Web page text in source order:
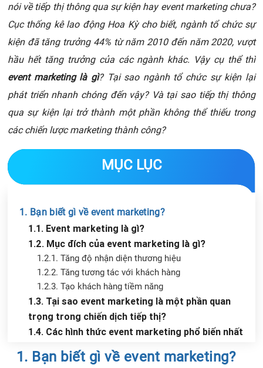
nói về tiếp thị thông qua sự kiện hay event marketing chưa?
Cục thống kê lao động Hoa Kỳ cho biết, ngành tổ chức sự
kiện đã tăng trưởng 44% từ năm 2010 đến năm 2020, vượt
hầu hết tăng trưởng của các ngành khác. Vậy cụ thể thì
event marketing là gì? Tại sao ngành tổ chức sự kiện lại
phát triển nhanh chóng đến vậy? Và tại sao tiếp thị thông
qua sự kiện lại trở thành một phần không thể thiếu trong
các chiến lược marketing thành công?
MỤC LỤC
1. Bạn biết gì về event marketing?
1.1. Event marketing là gì?
1.2. Mục đích của event marketing là gì?
1.2.1. Tăng độ nhận diện thương hiệu
1.2.2. Tăng tương tác với khách hàng
1.2.3. Tạo khách hàng tiềm năng
1.3. Tại sao event marketing là một phần quan
trọng trong chiến dịch tiếp thị?
1.4. Các hình thức event marketing phổ biến nhất
1.4.1. Event khách hàng
Chia sẻ tin với bạn bè
1. Bạn biết gì về event marketing?